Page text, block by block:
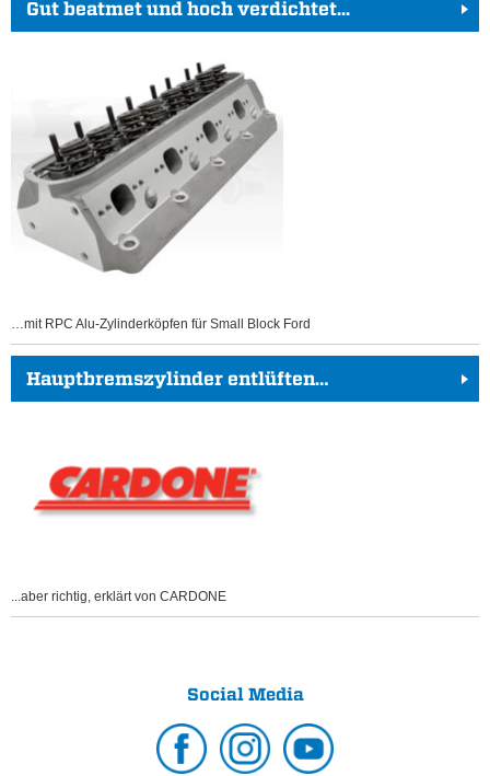
Gut beatmet und hoch verdichtet...
…mit RPC Alu-Zylinderköpfen für Small Block Ford
Hauptbremszylinder entlüften…
...aber richtig, erklärt von CARDONE
Social Media